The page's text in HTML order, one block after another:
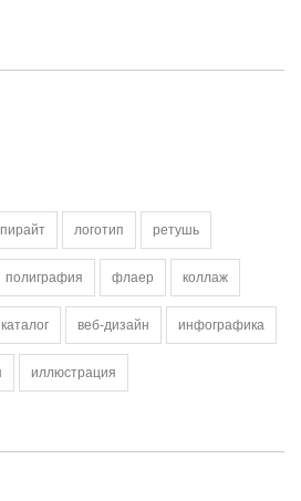
логотип ретушь
полиграфия флаер коллаж
каталог веб-дизайн инфографика
иллюстрация